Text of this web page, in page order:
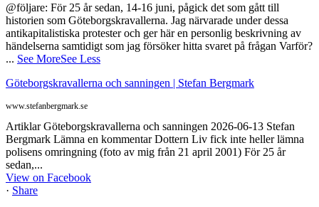
@följare: För 25 år sedan, 14-16 juni, pågick det som gått till
historien som Göteborgskravallerna. Jag närvarade under dessa
antikapitalistiska protester och ger här en personlig beskrivning av
händelserna samtidigt som jag försöker hitta svaret på frågan Varför?
... See MoreSee Less
Göteborgskravallerna och sanningen | Stefan Bergmark
www.stefanbergmark.se
Artiklar Göteborgskravallerna och sanningen 2026-06-13 Stefan
Bergmark Lämna en kommentar Dottern Liv fick inte heller lämna
polisens omringning (foto av mig från 21 april 2001) För 25 år
sedan,...
View on Facebook
· Share